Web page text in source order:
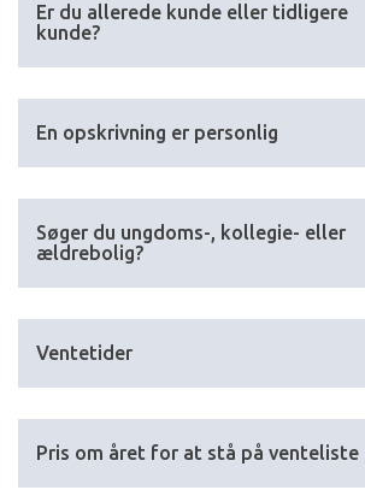
Er du allerede kunde eller tidligere
kunde?
En opskrivning er personlig
Søger du ungdoms-, kollegie- eller
ældrebolig?
Ventetider
Pris om året for at stå på venteliste